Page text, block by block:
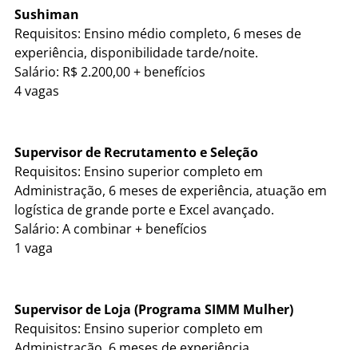
Sushiman
Requisitos: Ensino médio completo, 6 meses de
experiência, disponibilidade tarde/noite.
Salário: R$ 2.200,00 + benefícios
4 vagas
Supervisor de Recrutamento e Seleção
Requisitos: Ensino superior completo em
Administração, 6 meses de experiência, atuação em
logística de grande porte e Excel avançado.
Salário: A combinar + benefícios
1 vaga
Supervisor de Loja (Programa SIMM Mulher)
Requisitos: Ensino superior completo em